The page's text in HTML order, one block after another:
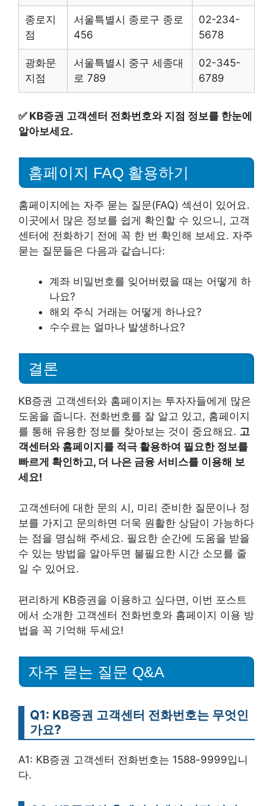
종로지
점
서울특별시 종로구 종로
456
02-234-
5678
광화문
지점
서울특별시 중구 세종대
로 789
02-345-
6789
✅ KB증권 고객센터 전화번호와 지점 정보를 한눈에
알아보세요.
홈페이지 FAQ 활용하기
홈페이지에는 자주 묻는 질문(FAQ) 섹션이 있어요.
이곳에서 많은 정보를 쉽게 확인할 수 있으니, 고객
센터에 전화하기 전에 꼭 한 번 확인해 보세요. 자주
묻는 질문들은 다음과 같습니다:
계좌 비밀번호를 잊어버렸을 때는 어떻게 하
나요?
해외 주식 거래는 어떻게 하나요?
수수료는 얼마나 발생하나요?
결론
KB증권 고객센터와 홈페이지는 투자자들에게 많은
도움을 줍니다. 전화번호를 잘 알고 있고, 홈페이지
를 통해 유용한 정보를 찾아보는 것이 중요해요. 고
객센터와 홈페이지를 적극 활용하여 필요한 정보를
빠르게 확인하고, 더 나은 금융 서비스를 이용해 보
세요!
고객센터에 대한 문의 시, 미리 준비한 질문이나 정
보를 가지고 문의하면 더욱 원활한 상담이 가능하다
는 점을 명심해 주세요. 필요한 순간에 도움을 받을
수 있는 방법을 알아두면 불필요한 시간 소모를 줄
일 수 있어요.
편리하게 KB증권을 이용하고 싶다면, 이번 포스트
에서 소개한 고객센터 전화번호와 홈페이지 이용 방
법을 꼭 기억해 두세요!
자주 묻는 질문 Q&A
Q1: KB증권 고객센터 전화번호는 무엇인
가요?
A1: KB증권 고객센터 전화번호는 1588-9999입니
다.